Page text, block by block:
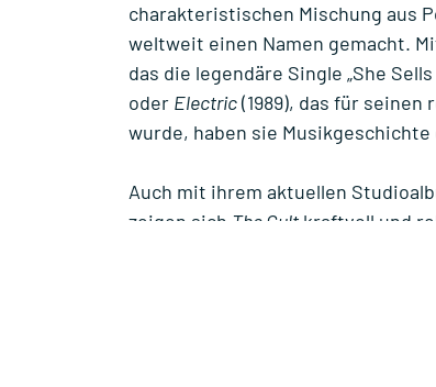
charakteristischen Mischung aus
weltweit einen Namen gemacht.
das die legendäre Single „She
oder Electric(1989), das für
wurde, haben sie
Auch mit ihrem aktuellen
zeigen sich The Cult kraftvoll und